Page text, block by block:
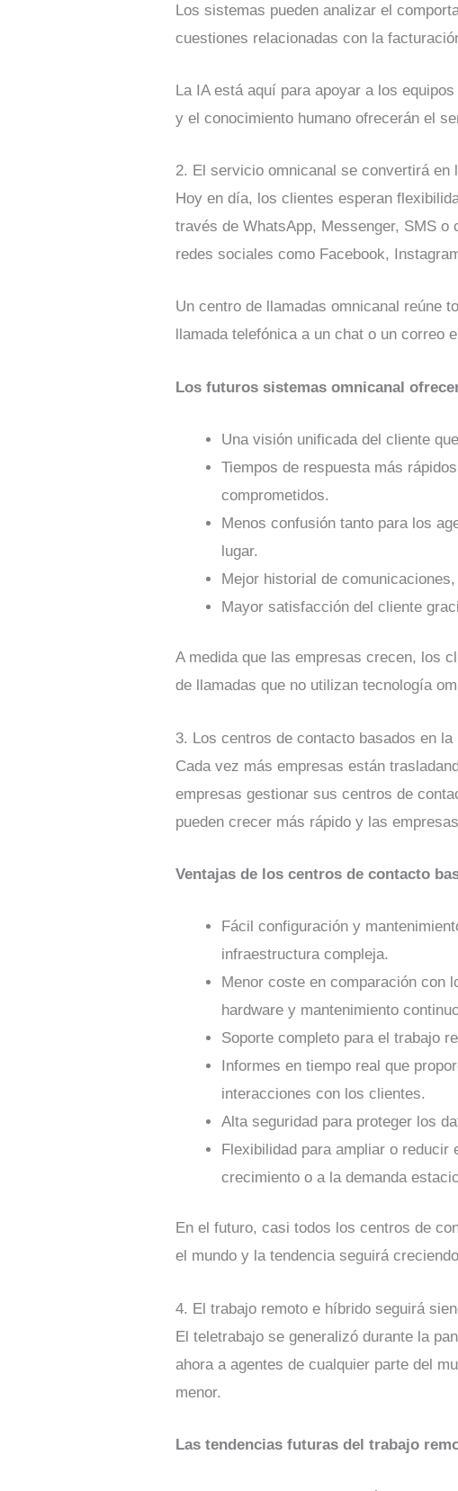
Los sistemas pueden analizar el
cuestiones relacionadas con la
La IA está aquí para apoyar a los
y el conocimiento humano ofrecerán el
2. El servicio omnicanal se convertirá en
Hoy en día, los clientes esperan
través de WhatsApp, Messenger, SMS
redes sociales como Facebook,
Un centro de llamadas omnicanal reúne
llamada telefónica a un chat o un
Los futuros sistemas omnicanal
Una visión unificada del cliente
Tiempos de respuesta más
comprometidos.
Menos confusión tanto para los
lugar.
Mejor historial de
Mayor satisfacción del cliente
A medida que las empresas crecen, los
de llamadas que no utilizan tecnología
3. Los centros de contacto basados en
Cada vez más empresas están
empresas gestionar sus centros de
pueden crecer más rápido y las
Ventajas de los centros de contacto
Fácil configuración y
infraestructura compleja.
Menor coste en comparación con
hardware y mantenimiento
Soporte completo para el trabajo
Informes en tiempo real que
interacciones con los clientes.
Alta seguridad para proteger los
Flexibilidad para ampliar o reducir
crecimiento o a la demanda
En el futuro, casi todos los centros de
el mundo y la tendencia seguirá
4. El trabajo remoto e híbrido seguirá
El teletrabajo se generalizó durante la
ahora a agentes de cualquier parte del
menor.
Las tendencias futuras del trabajo